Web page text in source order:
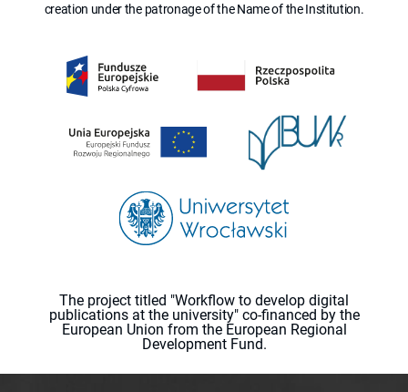
creation under the patronage of the Name of the Institution.
The project titled "Workflow to develop digital
publications at the university" co-financed by the
European Union from the European Regional
Development Fund.